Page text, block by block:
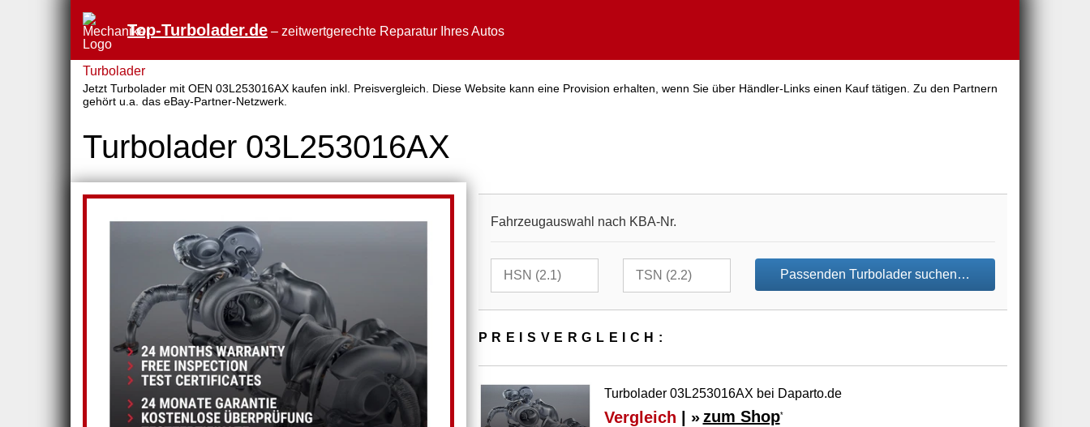
Top-Turbolader.de – zeitwertgerechte Reparatur Ihres Autos
Turbolader
Jetzt Turbolader mit OEN 03L253016AX kaufen inkl. Preisvergleich. Diese Website kann eine Provision erhalten, wenn Sie über Händler-Links einen Kauf tätigen. Zu den Partnern
gehört u.a. das eBay-Partner-Netzwerk.
Turbolader 03L253016AX
Fahrzeugauswahl nach KBA-Nr.
Passenden Turbolader suchen…
PREIS­VER­GLEICH:
Turbolader 03L253016AX bei Daparto.de
Vergleich | » zum Shop*